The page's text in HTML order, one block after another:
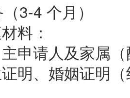
3-4 个月）
料：
申请人及家属
明、婚姻证明